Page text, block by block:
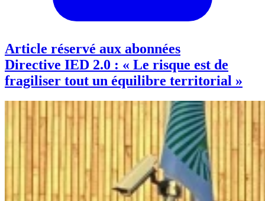
Article réservé aux abonnées
Directive IED 2.0 : « Le risque est de
fragiliser tout un équilibre territorial »